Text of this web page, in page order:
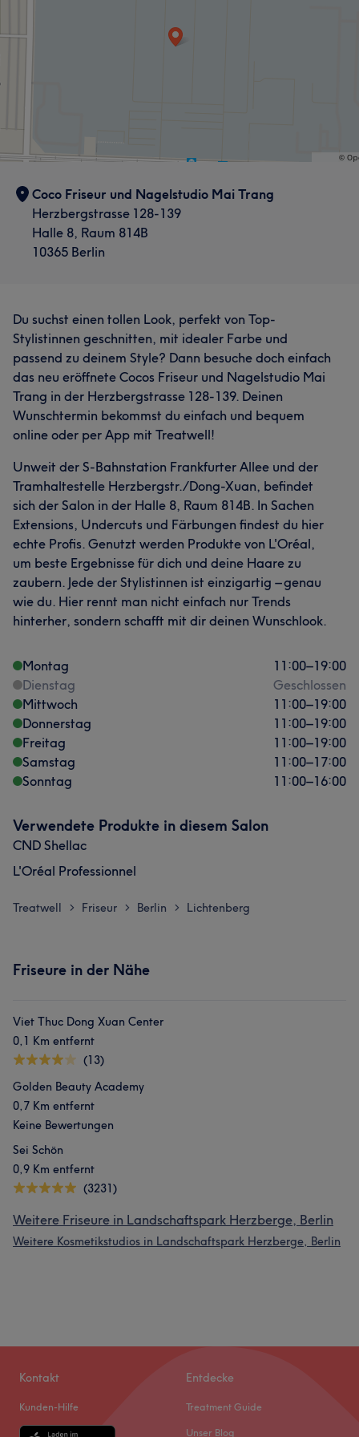
Coco Friseur und Nagelstudio Mai Trang
Herzbergstrasse 128-139
Halle 8, Raum 814B
10365 Berlin
Du suchst einen tollen Look, perfekt von Top-
Stylistinnen geschnitten, mit idealer Farbe und
passend zu deinem Style? Dann besuche doch einfach
das neu eröffnete Cocos Friseur und Nagelstudio Mai
Trang in der Herzbergstrasse 128-139. Deinen
Wunschtermin bekommst du einfach und bequem
online oder per App mit Treatwell!
Unweit der S-Bahnstation Frankfurter Allee und der
Tramhaltestelle Herzbergstr./Dong-Xuan, befindet
sich der Salon in der Halle 8, Raum 814B. In Sachen
Extensions, Undercuts und Färbungen findest du hier
echte Profis. Genutzt werden Produkte von L'Oréal,
um beste Ergebnisse für dich und deine Haare zu
zaubern. Jede der Stylistinnen ist einzigartig – genau
wie du. Hier rennt man nicht einfach nur Trends
hinterher, sondern schafft mit dir deinen Wunschlook.
Montag 11:00–19:00
Dienstag
Geschlossen
Mittwoch
11:00–19:00
Donnerstag
11:00–19:00
Freitag
11:00–19:00
Samstag
11:00–17:00
Sonntag
11:00–16:00
Verwendete Produkte in diesem Salon
CND Shellac
L'Oréal Professionnel
Treatwell > Friseur > Berlin > Lichtenberg
Friseure in der Nähe
Viet Thuc Dong Xuan Center
0,1 Km entfernt
(13)
Golden Beauty Academy
0,7 Km entfernt
Keine Bewertungen
Sei Schön
0,9 Km entfernt
(3231)
Weitere Friseure in Landschaftspark Herzberge, Berlin
Weitere Kosmetikstudios in Landschaftspark Herzberge, Berlin
Kontakt
Kunden-Hilfe
Entdecke
Treatment Guide
Unser Blog